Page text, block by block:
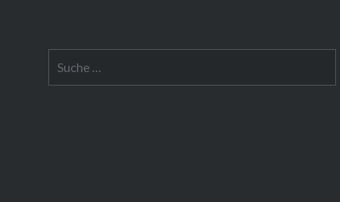
nach: